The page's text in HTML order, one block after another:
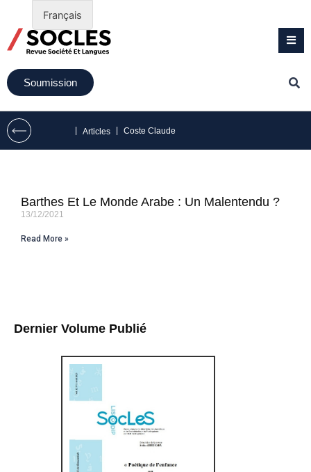
Soumission
Articles Coste Claude
Dernier Volume Publié
Barthes Et Le Monde Arabe : Un Malentendu ?
13/12/2021
Read More »
Français